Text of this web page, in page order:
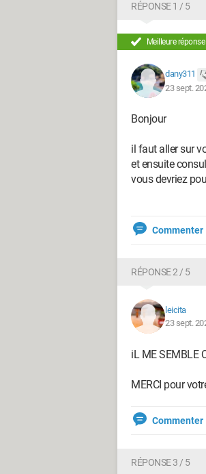
RÉPONSE 1 / 5
Meilleure réponse
dany311
23 sept.
Bonjour
il faut aller sur
et ensuite
vous devriez
Commenter
RÉPONSE 2 / 5
leicita
23 sept.
iL ME SEMBLE
MERCI pour
Commenter
RÉPONSE 3 / 5